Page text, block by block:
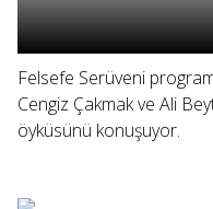
Felsefe Serüveni
Cengiz Çakmak ve Ali
öyküsünü konuşuyor.